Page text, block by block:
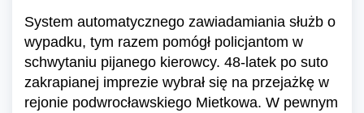
System automatycznego zawiadamiania służb o
wypadku, tym razem pomógł policjantom w
schwytaniu pijanego kierowcy. 48-latek po suto
zakrapianej imprezie wybrał się na przejażkę w
rejonie podwrocławskiego Mietkowa. W pewnym